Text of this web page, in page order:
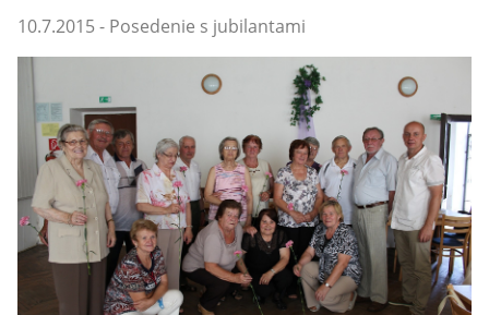
10.7.2015 - Posedenie s jubilantami